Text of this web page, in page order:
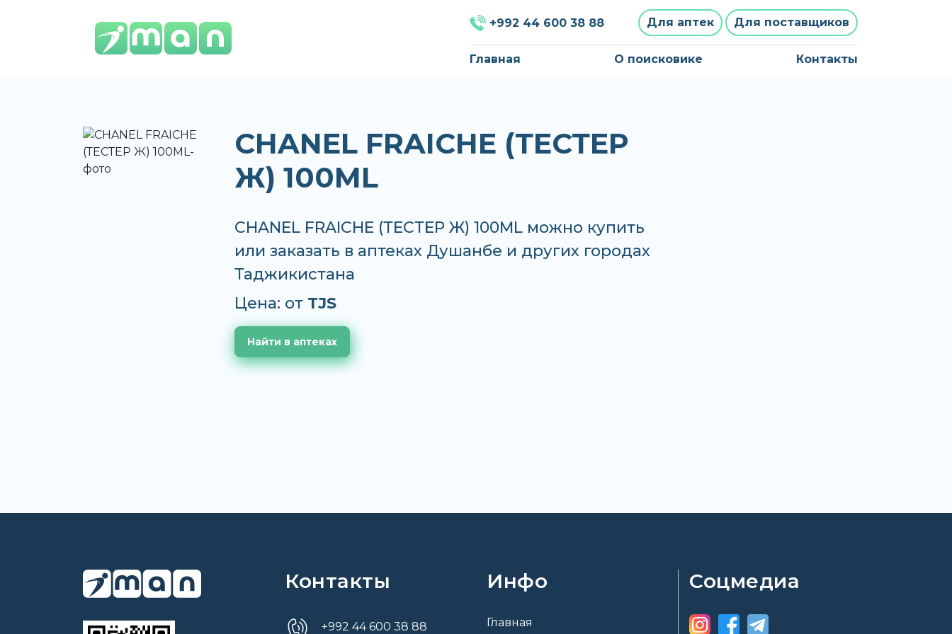
+992 44 600 38 88 Для аптек Для поставщиков
Главная О поисковике Контакты
CHANEL FRAICHE (ТЕСТЕР
Ж) 100ML
CHANEL FRAICHE (ТЕСТЕР Ж) 100ML можно купить
или заказать в аптеках Душанбе и других городах
Таджикистана
Цена: от TJS
Найти в аптеках
Контакты
+992 44 600 38 88
Инфо
Главная
Соцмедиа